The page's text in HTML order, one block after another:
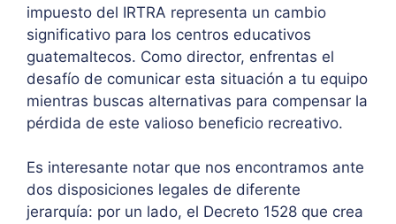
impuesto del IRTRA representa un cambio
significativo para los centros educativos
guatemaltecos. Como director, enfrentas el
desafío de comunicar esta situación a tu equipo
mientras buscas alternativas para compensar la
pérdida de este valioso beneficio recreativo.
Es interesante notar que nos encontramos ante
dos disposiciones legales de diferente
jerarquía: por un lado, el Decreto 1528 que crea